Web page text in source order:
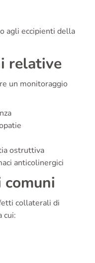
agli eccipienti della
relative
un monitoraggio
ostruttiva
anticolinergici
collaterali di
cui: